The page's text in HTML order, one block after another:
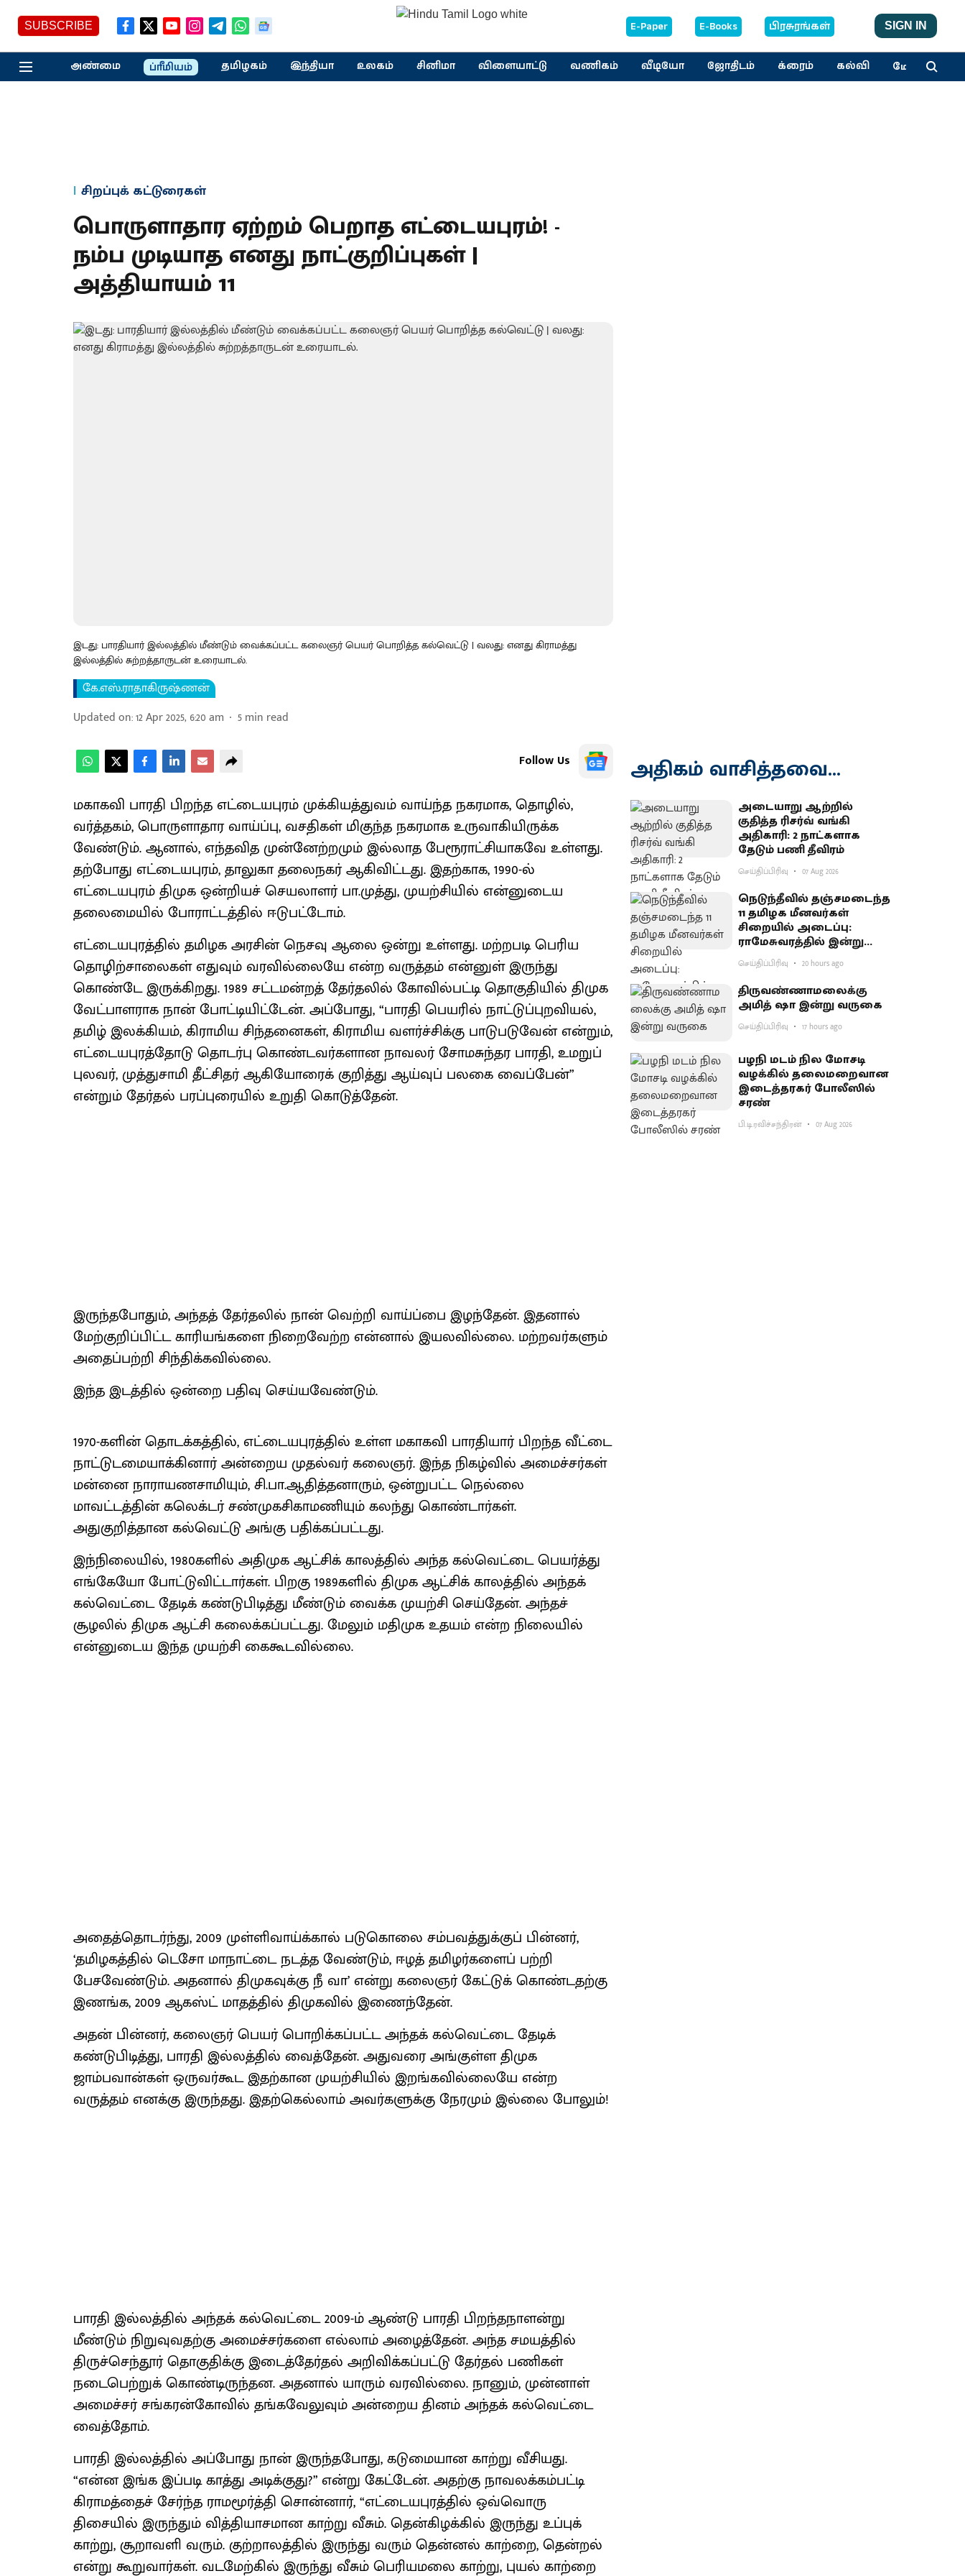
SUBSCRIBE E-Paper E-Books பிரசுரங்கள் SIGN IN
அண்மை ப்ரீமியம் தமிழகம் இந்தியா உலகம் சினிமா விளையாட்டு வணிகம் வீடியோ ஜோதிடம் க்ரைம் கல்வி மேலும்
சிறப்புக் கட்டுரைகள்
பொருளாதார ஏற்றம் பெறாத எட்டையபுரம்! -
நம்ப முடியாத எனது நாட்குறிப்புகள் |
அத்தியாயம் 11
இடது: பாரதியார் இல்லத்தில் மீண்டும் வைக்கப்பட்ட கலைஞர் பெயர் பொறித்த கல்வெட்டு | வலது: எனது கிராமத்து
இல்லத்தில் சுற்றத்தாருடன் உரையாடல்.
கே.எஸ்.ராதாகிருஷ்ணன்
Updated on:12 Apr 2025, 6:20 am 5min read
Follow Us
மகாகவி பாரதி பிறந்த எட்டையபுரம் முக்கியத்துவம் வாய்ந்த நகரமாக, தொழில்,
வர்த்தகம், பொருளாதார வாய்ப்பு, வசதிகள் மிகுந்த நகரமாக உருவாகியிருக்க
வேண்டும். ஆனால், எந்தவித முன்னேற்றமும் இல்லாத பேரூராட்சியாகவே உள்ளது.
தற்போது எட்டையபுரம், தாலுகா தலைநகர் ஆகிவிட்டது. இதற்காக, 1990-ல்
எட்டையபுரம் திமுக ஒன்றியச் செயலாளர் பா.முத்து, முயற்சியில் என்னுடைய
தலைமையில் போராட்டத்தில் ஈடுபட்டோம்.
எட்டையபுரத்தில் தமிழக அரசின் நெசவு ஆலை ஒன்று உள்ளது. மற்றபடி பெரிய
தொழிற்சாலைகள் எதுவும் வரவில்லையே என்ற வருத்தம் என்னுள் இருந்து
கொண்டே இருக்கிறது. 1989 சட்டமன்றத் தேர்தலில் கோவில்பட்டி தொகுதியில் திமுக
வேட்பாளராக நான் போட்டியிட்டேன். அப்போது, “பாரதி பெயரில் நாட்டுப்புறவியல்,
தமிழ் இலக்கியம், கிராமிய சிந்தனைகள், கிராமிய வளர்ச்சிக்கு பாடுபடுவேன் என்றும்,
எட்டையபுரத்தோடு தொடர்பு கொண்டவர்களான நாவலர் சோமசுந்தர பாரதி, உமறுப்
புலவர், முத்துசாமி தீட்சிதர் ஆகியோரைக் குறித்து ஆய்வுப் பலகை வைப்பேன்”
என்றும் தேர்தல் பரப்புரையில் உறுதி கொடுத்தேன்.
இருந்தபோதும், அந்தத் தேர்தலில் நான் வெற்றி வாய்ப்பை இழந்தேன். இதனால்
மேற்குறிப்பிட்ட காரியங்களை நிறைவேற்ற என்னால் இயலவில்லை. மற்றவர்களும்
அதைப்பற்றி சிந்திக்கவில்லை.
இந்த இடத்தில் ஒன்றை பதிவு செய்யவேண்டும்.
1970-களின் தொடக்கத்தில், எட்டையபுரத்தில் உள்ள மகாகவி பாரதியார் பிறந்த வீட்டை
நாட்டுடமையாக்கினார் அன்றைய முதல்வர் கலைஞர். இந்த நிகழ்வில் அமைச்சர்கள்
மன்னை நாராயணசாமியும், சி.பா.ஆதித்தனாரும், ஒன்றுபட்ட நெல்லை
மாவட்டத்தின் கலெக்டர் சண்முகசிகாமணியும் கலந்து கொண்டார்கள்.
அதுகுறித்தான கல்வெட்டு அங்கு பதிக்கப்பட்டது.
இந்நிலையில், 1980களில் அதிமுக ஆட்சிக் காலத்தில் அந்த கல்வெட்டை பெயர்த்து
எங்கேயோ போட்டுவிட்டார்கள். பிறகு 1989களில் திமுக ஆட்சிக் காலத்தில் அந்தக்
கல்வெட்டை தேடிக் கண்டுபிடித்து மீண்டும் வைக்க முயற்சி செய்தேன். அந்தச்
சூழலில் திமுக ஆட்சி கலைக்கப்பட்டது. மேலும் மதிமுக உதயம் என்ற நிலையில்
என்னுடைய இந்த முயற்சி கைகூடவில்லை.
அதைத்தொடர்ந்து, 2009 முள்ளிவாய்க்கால் படுகொலை சம்பவத்துக்குப் பின்னர்,
‘தமிழகத்தில் டெசோ மாநாட்டை நடத்த வேண்டும், ஈழத் தமிழர்களைப் பற்றி
பேசவேண்டும். அதனால் திமுகவுக்கு நீ வா’ என்று கலைஞர் கேட்டுக் கொண்டதற்கு
இணங்க, 2009 ஆகஸ்ட் மாதத்தில் திமுகவில் இணைந்தேன்.
அதன் பின்னர், கலைஞர் பெயர் பொறிக்கப்பட்ட அந்தக் கல்வெட்டை தேடிக்
கண்டுபிடித்து, பாரதி இல்லத்தில் வைத்தேன். அதுவரை அங்குள்ள திமுக
ஜாம்பவான்கள் ஒருவர்கூட இதற்கான முயற்சியில் இறங்கவில்லையே என்ற
வருத்தம் எனக்கு இருந்தது. இதற்கெல்லாம் அவர்களுக்கு நேரமும் இல்லை போலும்!
பாரதி இல்லத்தில் அந்தக் கல்வெட்டை 2009-ம் ஆண்டு பாரதி பிறந்தநாளன்று
மீண்டும் நிறுவுவதற்கு அமைச்சர்களை எல்லாம் அழைத்தேன். அந்த சமயத்தில்
திருச்செந்தூர் தொகுதிக்கு இடைத்தேர்தல் அறிவிக்கப்பட்டு தேர்தல் பணிகள்
நடைபெற்றுக் கொண்டிருந்தன. அதனால் யாரும் வரவில்லை. நானும், முன்னாள்
அமைச்சர் சங்கரன்கோவில் தங்கவேலுவும் அன்றைய தினம் அந்தக் கல்வெட்டை
வைத்தோம்.
பாரதி இல்லத்தில் அப்போது நான் இருந்தபோது, கடுமையான காற்று வீசியது.
“என்ன இங்க இப்படி காத்து அடிக்குது?” என்று கேட்டேன். அதற்கு நாவலக்கம்பட்டி
கிராமத்தைச் சேர்ந்த ராமமூர்த்தி சொன்னார், “எட்டையபுரத்தில் ஒவ்வொரு
திசையில் இருந்தும் வித்தியாசமான காற்று வீசும். தென்கிழக்கில் இருந்து உப்புக்
காற்று, சூறாவளி வரும். குற்றாலத்தில் இருந்து வரும் தென்னல் காற்றை, தென்றல்
என்று கூறுவார்கள். வடமேற்கில் இருந்து வீசும் பெரியமலை காற்று, புயல் காற்றை
அதிகம் வாசித்தவை...
அடையாறு ஆற்றில்
குதித்த ரிசர்வ் வங்கி
அதிகாரி: 2 நாட்களாக
தேடும் பணி தீவிரம்
செய்திப்பிரிவு 07 Aug 2026
நெடுந்தீவில் தஞ்சமடைந்த
11 தமிழக மீனவர்கள்
சிறையில் அடைப்பு:
ராமேசுவரத்தில் இன்று
வேலைநிறுத்தம்
செய்திப்பிரிவு 20 hours ago
திருவண்ணாமலைக்கு
அமித் ஷா இன்று வருகை
செய்திப்பிரிவு 17 hours ago
பழநி மடம் நில மோசடி
வழக்கில் தலைமறைவான
இடைத்தரகர் போலீஸில்
சரண்
பி.டி.ரவிச்சந்திரன் 07 Aug 2026